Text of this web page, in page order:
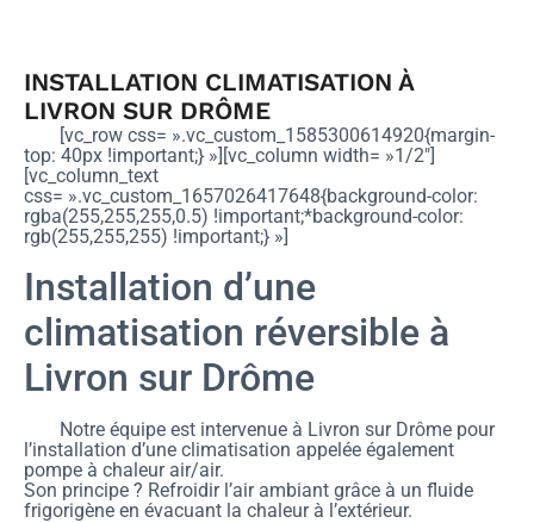
INSTALLATION CLIMATISATION À
LIVRON SUR DRÔME
[vc_row css= ».vc_custom_1585300614920{margin-
top: 40px !important;} »][vc_column width= »1/2″]
[vc_column_text
css= ».vc_custom_1657026417648{background-color:
rgba(255,255,255,0.5) !important;*background-color:
rgb(255,255,255) !important;} »]
Installation d’une
climatisation réversible à
Livron sur Drôme
Notre équipe est intervenue à Livron sur Drôme pour
l’installation d’une climatisation appelée également
pompe à chaleur air/air.
Son principe ? Refroidir l’air ambiant grâce à un fluide
frigorigène en évacuant la chaleur à l’extérieur.